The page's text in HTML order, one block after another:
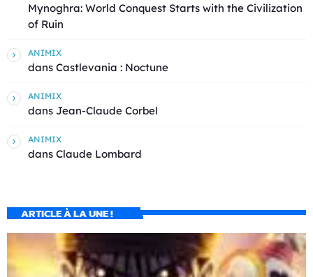
Mynoghra: World Conquest Starts with the Civilization
of Ruin
ANIMIX
dans Castlevania : Noctune
ANIMIX
dans Jean-Claude Corbel
ANIMIX
dans Claude Lombard
ARTICLE À LA UNE !